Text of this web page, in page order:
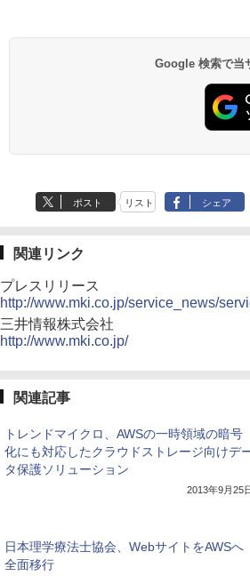
Google 検索で当
ポスト リスト シェア
関連リンク
プレスリリース
http://www.mki.co.jp/service_news/
三井情報株式会社
http://www.mki.co.jp/
関連記事
トレンドマイクロ、AWSの一時領域の暗号
化にも対応したクラウドストレージ向けデ
タ保護ソリューション
2013年9月25
日本理学療法士協会、WebサイトをAWSへ
全面移行